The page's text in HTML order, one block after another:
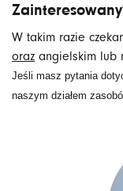
W takim razie
oraz angielskim lub
Jeśli masz pytania
naszym działem